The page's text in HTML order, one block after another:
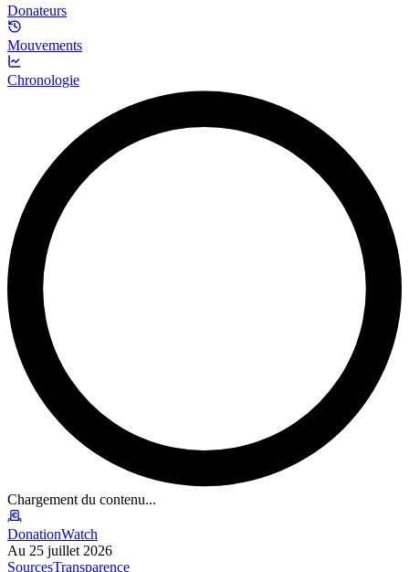
Donateurs
Mouvements
Chronologie
Chargement du contenu...
DonationWatch
Au 25 juillet 2026
SourcesTransparence